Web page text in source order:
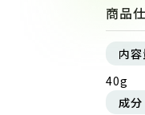
商品
内
40g
成分